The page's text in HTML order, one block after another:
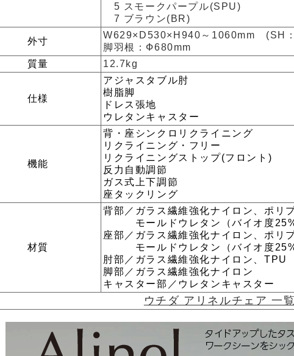
5 スモークパープル(SPU)
7 ブラウン(BR)
外寸
W629×D530×H940～1060mm (SH
脚羽根：Ф680mm
質量
12.7kg
仕様
アジャスタブル肘
樹脂脚
ドレス張地
ウレタンキャスター
機能
背・座シンクロリクライニング
リクライニング・フリー
リクライニングストップ(フロント)
反力自動調節
ガス式上下調節
座タックリング
材質
背部／ガラス繊維強化ナイロン、ポリ
モールドウレタン（バイオ度25%
座部／ガラス繊維強化ナイロン、ポリ
モールドウレタン（バイオ度25%
肘部／ガラス繊維強化ナイロン、TPU
脚部／ガラス繊維強化ナイロン
キャスター部／ウレタンキャスター
ウチダ アリネルチェア 一